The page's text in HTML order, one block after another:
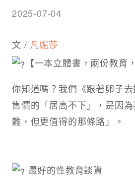
2025-07-04
文 / 凡妮莎
【一本立體書，兩份教育
你知道嗎？我們《跟著卵子
售價的「居高不下」，是因
難，但更值得的那條路」。
最好的性教育談資